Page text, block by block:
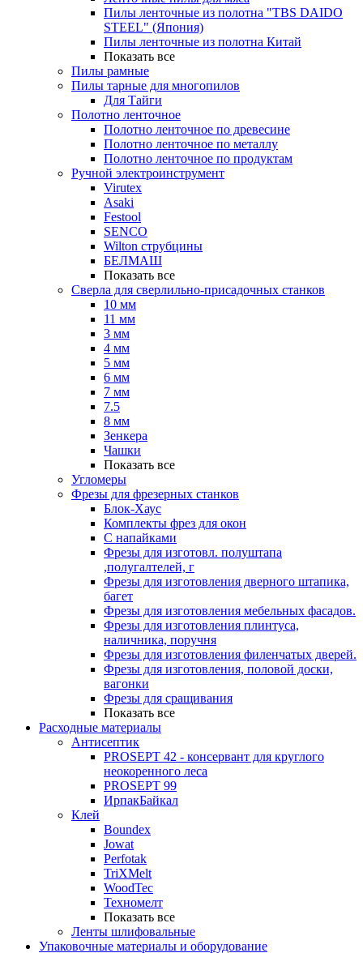
Пилы ленточные из полотна "TBS DAIDO
STEEL" (Япония)
Пилы ленточные из полотна Китай
Показать все
Пилы рамные
Пилы тарные для многопилов
Для Тайги
Полотно ленточное
Полотно ленточное по древесине
Полотно ленточное по металлу
Полотно ленточное по продуктам
Ручной электроинструмент
Virutex
Asaki
Festool
SENCO
Wilton струбцины
БЕЛМАШ
Показать все
Сверла для сверлильно-присадочных станков
10 мм
11 мм
3 мм
4 мм
5 мм
6 мм
7 мм
7.5
8 мм
Зенкера
Чашки
Показать все
Угломеры
Фрезы для фрезерных станков
Блок-Хаус
Комплекты фрез для окон
С напайками
Фрезы для изготовл. полуштапа
,полугалтелей, г
Фрезы для изготовления дверного штапика,
багет
Фрезы для изготовления мебельных фасадов.
Фрезы для изготовления плинтуса,
наличника, поручня
Фрезы для изготовления филенчатых дверей.
Фрезы для изготовления, половой доски,
вагонки
Фрезы для сращивания
Показать все
Расходные материалы
Антисептик
PROSEPT 42 - консервант для круглого
неокоренного леса
PROSEPT 99
ИрпакБайкал
Клей
Boundex
Jowat
Perfotak
TriXMelt
WoodTec
Техномелт
Показать все
Ленты шлифовальные
Упаковочные материалы и оборудование